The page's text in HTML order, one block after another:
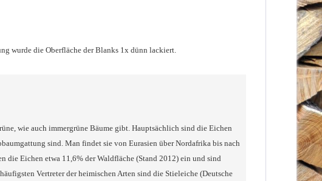
wurde die Oberfläche der Blanks 1x dünn lackiert.
wie auch immergrüne Bäume gibt. Hauptsächlich sind die Eichen
sind. Man findet sie von Eurasien über Nordafrika bis nach
die Eichen etwa 11,6% der Waldfläche (Stand 2012) ein und sind
Vertreter der heimischen Arten sind die Stieleiche (Deutsche